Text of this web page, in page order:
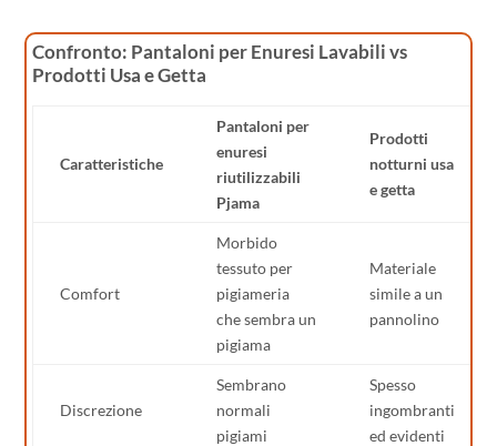
Confronto: Pantaloni per Enuresi Lavabili vs
Prodotti Usa e Getta
Caratteristiche
Pantaloni per
enuresi
riutilizzabili
Pjama
Prodotti
notturni usa
e getta
Comfort
Morbido
tessuto per
pigiameria
che sembra un
pigiama
Materiale
simile a un
pannolino
Discrezione
Sembrano
normali
pigiami
Spesso
ingombranti
ed evidenti